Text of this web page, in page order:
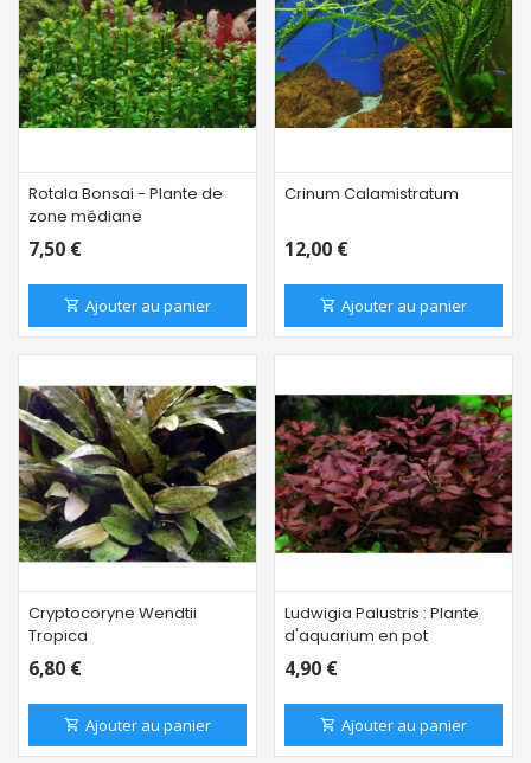
Rotala Bonsai - Plante de
zone médiane
7,50 €
Ajouter au panier
Crinum Calamistratum
12,00 €
Ajouter au panier
Cryptocoryne Wendtii
Tropica
6,80 €
Ajouter au panier
Ludwigia Palustris : Plante
d'aquarium en pot
4,90 €
Ajouter au panier